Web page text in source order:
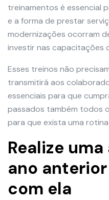
treinamentos é essencial
e a forma de prestar
modernizações ocorram
investir nas capacitações
Esses treinos não
transmitirá aos
essenciais para que
passados também todos
para que exista uma
Realize
ano
com ela